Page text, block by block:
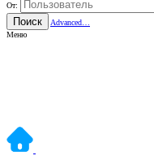
От:
Поиск
Advanced…
Меню